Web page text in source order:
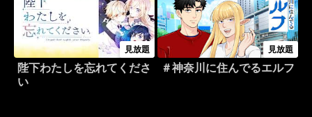
見放題
陛下わたしを忘れてくださ
い
見放題
＃神奈川に住んでるエルフ